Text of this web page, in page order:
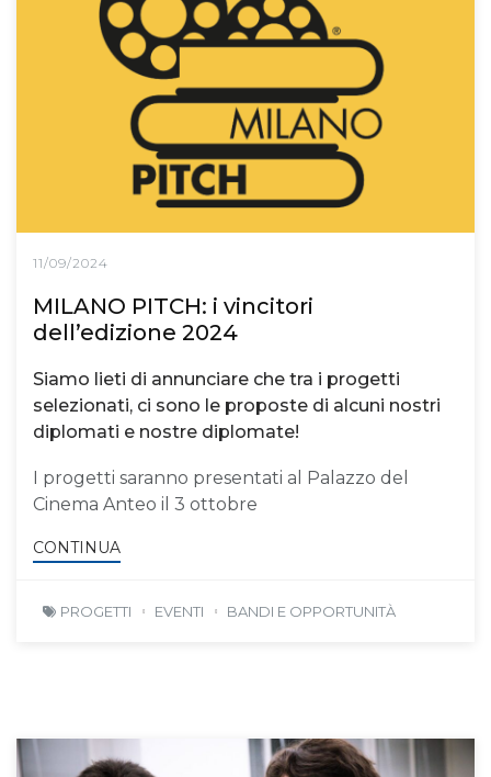
11/09/2024
MILANO PITCH: i vincitori
dell’edizione 2024
Siamo lieti di annunciare che tra i progetti
selezionati, ci sono le proposte di alcuni nostri
diplomati e nostre diplomate!
I progetti saranno presentati al Palazzo del
Cinema Anteo il 3 ottobre
CONTINUA
PROGETTI EVENTI BANDI E OPPORTUNITÀ